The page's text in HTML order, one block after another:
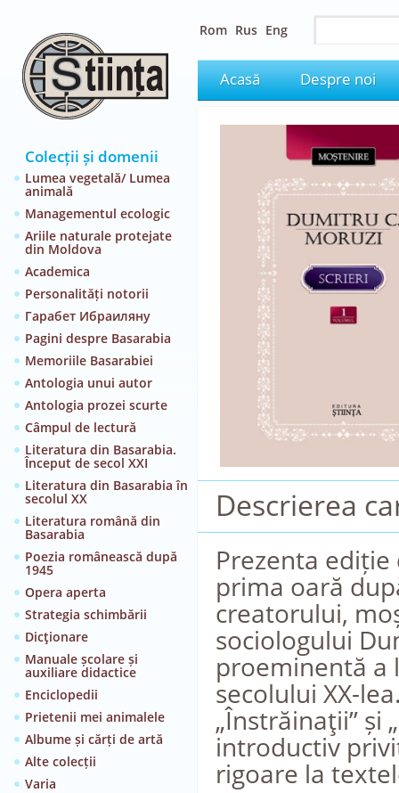
Colecții și domenii
Lumea vegetală/ Lumea
animală
Managementul ecologic
Ariile naturale protejate
din Moldova
Academica
Personalități notorii
Гарабет Ибраиляну
Pagini despre Basarabia
Memoriile Basarabiei
Antologia unui autor
Antologia prozei scurte
Câmpul de lectură
Literatura din Basarabia.
Început de secol XXI
Literatura din Basarabia în
secolul XX
Literatura română din
Basarabia
Poezia românească după
1945
Opera aperta
Strategia schimbării
Dicţionare
Manuale școlare și
auxiliare didactice
Enciclopedii
Prietenii mei animalele
Albume și cărți de artă
Alte colecții
Varia
Rom Rus Eng
Acasă Despre noi
Descrierea
Prezenta ediție
prima oară
creatorului,
sociologului
proeminentă a
secolului XX-
„Înstrăinaţii” și
introductiv
rigoare la